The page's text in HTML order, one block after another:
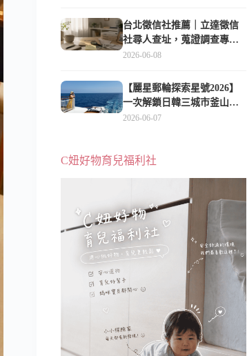
台北徵信社推薦｜立達徵信
社尋人查址，蒐證調查專家
陪你找回失聯的家人
2026-06-08
【麗星郵輪探索星號2026】
一次解鎖日韓三城市釜山、
長崎、那霸｜餐點升級、表
2026-06-07
C妞好物育兒福利社